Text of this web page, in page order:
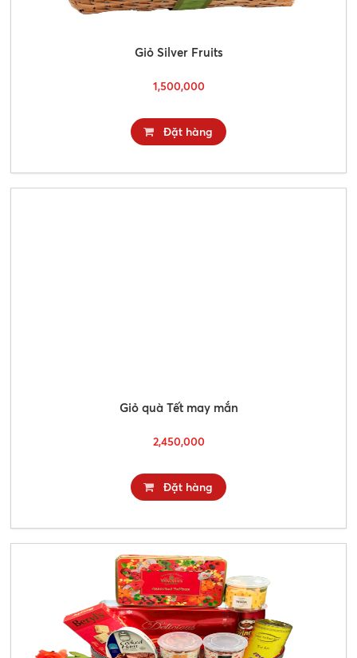
Giỏ Silver Fruits
1,500,000
Đặt hàng
Giỏ quà Tết may mắn
2,450,000
Đặt hàng